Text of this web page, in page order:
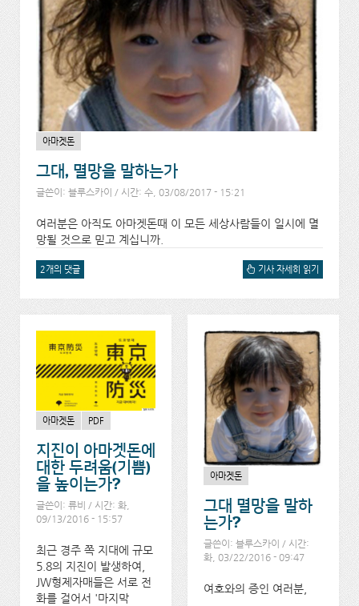
아마겟돈
그대, 멸망을 말하는가
글쓴이: 블루스카이 / 시간: 수, 03/08/2017 - 15:21
여러분은 아직도 아마겟돈때 이 모든 세상사람들이 일시에 멸
망될 것으로 믿고 계십니까.
그대, 멸망을 말하는가에 대
해서
기사 자세히 읽기
2개의 댓글
아마겟돈 PDF
지진이 아마겟돈에
대한 두려움(기쁨)
을 높이는가?
글쓴이: 류비 / 시간: 화,
09/13/2016 - 15:57
최근 경주 쪽 지대에 규모
5.8의 지진이 발생하여,
JW형제자매들은 서로 전
화를 걸어서 '마지막
아마겟돈
그대 멸망을 말하
는가?
글쓴이: 블루스카이 / 시간:
화, 03/22/2016 - 09:47
여호와의 증인 여러분,